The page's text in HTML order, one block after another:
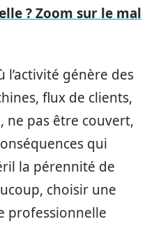
? Zoom sur le mal
l’activité génère des
flux de clients,
ne pas être couvert,
qui
la pérennité de
choisir une
professionnelle